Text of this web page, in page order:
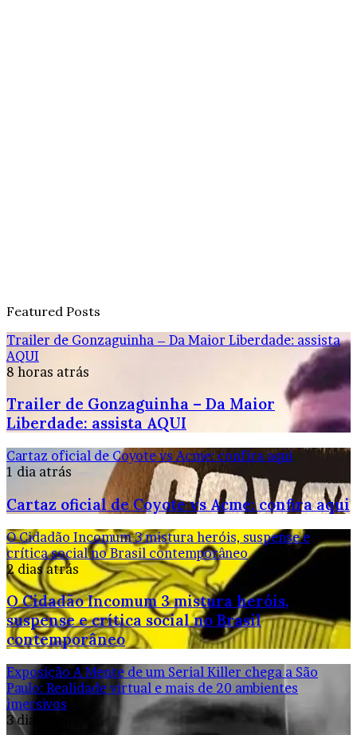
Featured Posts
Trailer de Gonzaguinha – Da Maior Liberdade: assista
AQUI
8 horas atrás
Trailer de Gonzaguinha – Da Maior
Liberdade: assista AQUI
Cartaz oficial de Coyote vs Acme: confira aqui
1 dia atrás
Cartaz oficial de Coyote vs Acme: confira aqui
O Cidadão Incomum 3 mistura heróis, suspense e
crítica social no Brasil contemporâneo
2 dias atrás
O Cidadão Incomum 3 mistura heróis,
suspense e crítica social no Brasil
contemporâneo
Exposição A Mente de um Serial Killer chega a São
Paulo: Realidade virtual e mais de 20 ambientes
imersivos
3 dias atrás